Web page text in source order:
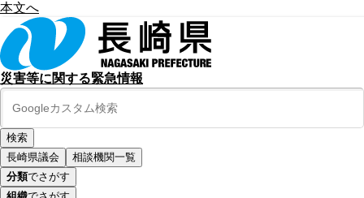
本文へ
災害等に関する緊急情報
長崎県議会
相談機関一覧
分類でさがす